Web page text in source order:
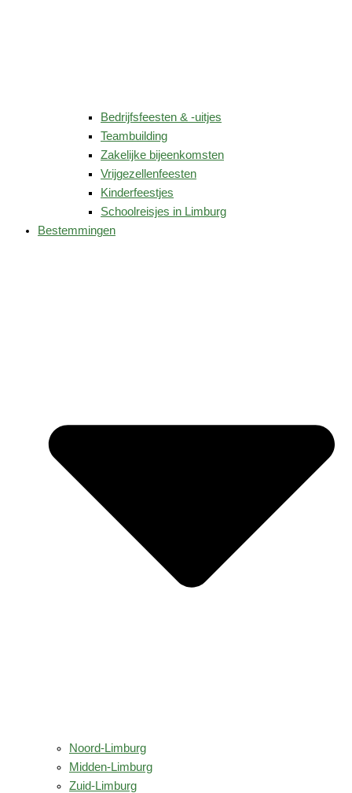
Bedrijfsfeesten & -uitjes
Teambuilding
Zakelijke bijeenkomsten
Vrijgezellenfeesten
Kinderfeestjes
Schoolreisjes in Limburg
Bestemmingen
Noord-Limburg
Midden-Limburg
Zuid-Limburg